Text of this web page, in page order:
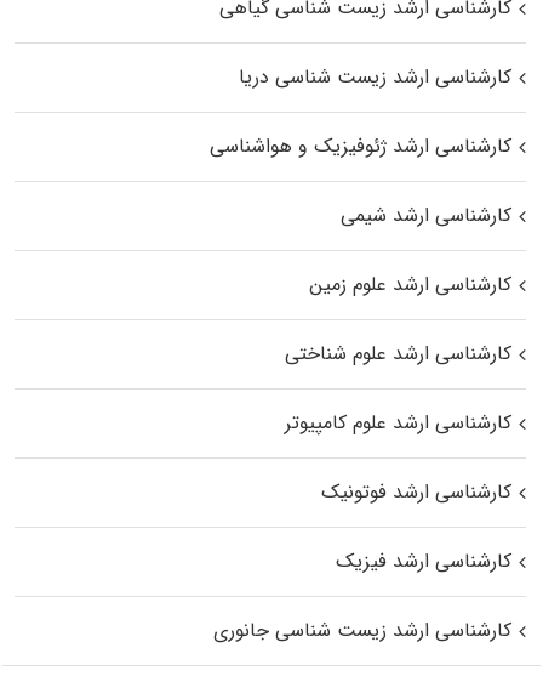
کارشناسی ارشد زیست‌ شناسی گیاهی
کارشناسی ارشد زیست‌ شناسی دریا
کارشناسی ارشد ژئوفیزیک و هواشناسی
کارشناسی ارشد شیمی
کارشناسی ارشد علوم زمین
کارشناسی ارشد علوم شناختی
کارشناسی ارشد علوم کامپیوتر
کارشناسی ارشد فوتونیک
کارشناسی ارشد فیزیک
کارشناسی ارشد زیست‌ شناسی جانوری